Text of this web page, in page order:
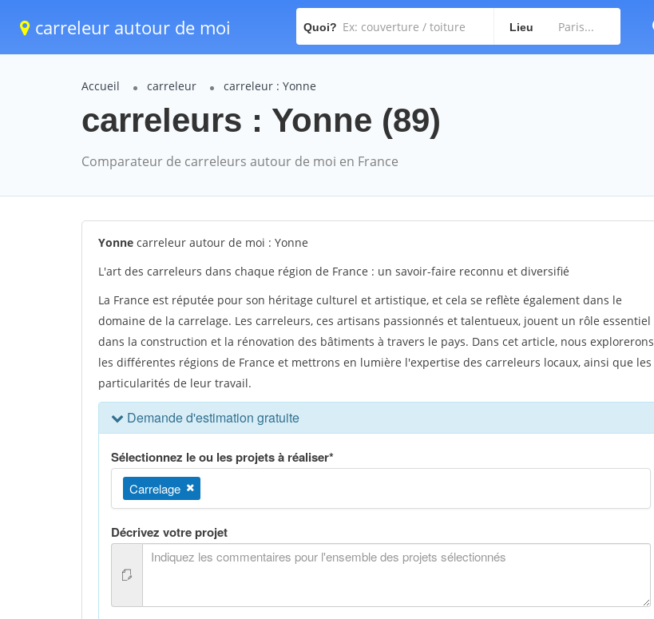
carreleur autour de moi Quoi? Lieu
Accueil carreleur carreleur : Yonne
carreleurs : Yonne (89)
Comparateur de carreleurs autour de moi en France
Yonne carreleur autour de moi : Yonne
L'art des carreleurs dans chaque région de France : un savoir-faire reconnu et diversifié
La France est réputée pour son héritage culturel et artistique, et cela se reflète également dans le
domaine de la carrelage. Les carreleurs, ces artisans passionnés et talentueux, jouent un rôle essentiel
dans la construction et la rénovation des bâtiments à travers le pays. Dans cet article, nous explorerons
les différentes régions de France et mettrons en lumière l'expertise des carreleurs locaux, ainsi que les
particularités de leur travail.